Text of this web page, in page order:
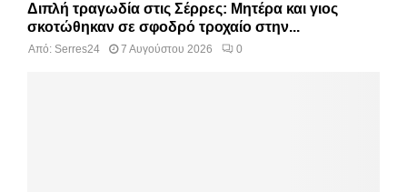
Διπλή τραγωδία στις Σέρρες: Μητέρα και γιος
σκοτώθηκαν σε σφοδρό τροχαίο στην...
Από: Serres24 7 Αυγούστου 2026 0